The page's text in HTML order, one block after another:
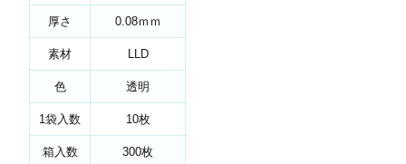
厚さ 0.08ｍｍ
素材 LLD
色 透明
1袋入数 10枚
箱入数 300枚